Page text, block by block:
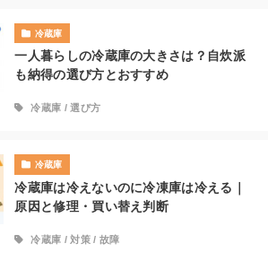
冷蔵庫
一人暮らしの冷蔵庫の大きさは？自炊派
も納得の選び方とおすすめ
冷蔵庫 /選び方
冷蔵庫
冷蔵庫は冷えないのに冷凍庫は冷える｜
原因と修理・買い替え判断
冷蔵庫 /対策/ 故障